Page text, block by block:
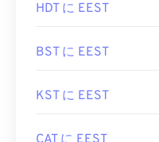
HDT に EEST
BST に EEST
KST に EEST